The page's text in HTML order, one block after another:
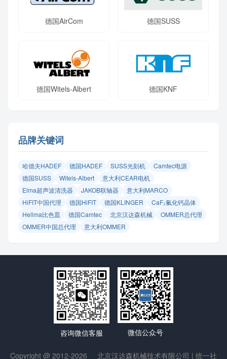
德国AirCom 德国SUSS
德国Witels-Albert 德国KNF
品牌关键词
哈德夫HADEF 德国HADEF SUSS光刻机
Camtec电源
德国SUSS
Witels‑Albert
意大利CEAR电机
Elma超声波清洗器
JAKOB联轴器
意大利MARCO
HiFIT中国代理
德国HiFIT 德国KLINGER
CaF₂氟化钙晶体
Hellma比色皿
德国Camtec 北京汉达森机械
OMMER总代理
OMMER中国总代理
意大利OMMER
咨询微信客服 微信公众号
Copyright @ 2012-2026 北京汉达森机械技术有限公司 | 统一社